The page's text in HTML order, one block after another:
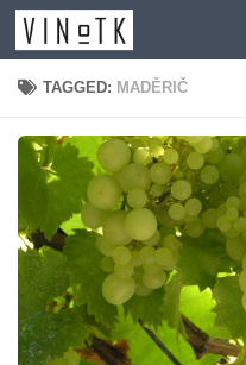
Skip to content
TAGGED: MADĚRIČ